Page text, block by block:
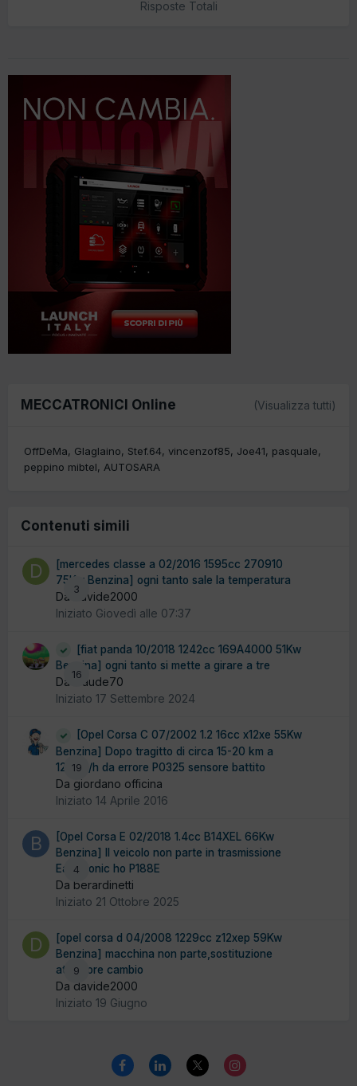
Risposte Totali
MECCATRONICI Online (Visualizza tutti)
OffDeMa Glaglaino Stef.64 vincenzof85 Joe41
pasquale
peppino mibtel
AUTOSARA
Contenuti simili
3
[mercedes classe a 02/2016 1595cc 270910
75Kw Benzina] ogni tanto sale la temperatura
Da davide2000
Iniziato Giovedì alle 07:37
16
[fiat panda 10/2018 1242cc 169A4000 51Kw
Benzina] ogni tanto si mette a girare a tre
Da claude70
Iniziato 17 Settembre 2024
19
[Opel Corsa C 07/2002 1.2 16cc x12xe 55Kw
Benzina] Dopo tragitto di circa 15-20 km a
120km/h da errore P0325 sensore battito
Da giordano officina
Iniziato 14 Aprile 2016
4
[Opel Corsa E 02/2018 1.4cc B14XEL 66Kw
Benzina] Il veicolo non parte in trasmissione
Easytronic ho P188E
Da berardinetti
Iniziato 21 Ottobre 2025
9
[opel corsa d 04/2008 1229cc z12xep 59Kw
Benzina] macchina non parte,sostituzione
attuatore cambio
Da davide2000
Iniziato 19 Giugno